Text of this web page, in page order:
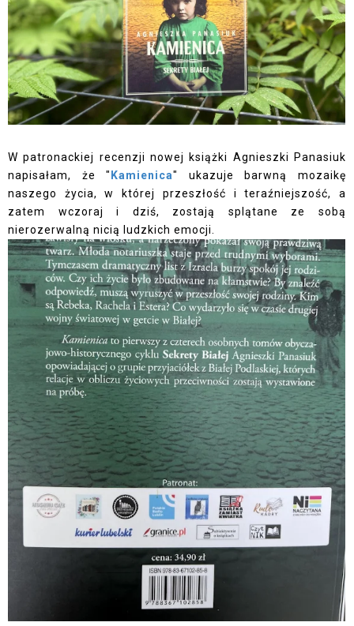
W patronackiej recenzji nowej książki Agnieszki Panasiuk
napisałam, że " Kamienica" ukazuje barwną mozaikę
naszego życia, w której przeszłość i teraźniejszość, a
zatem wczoraj i dziś, zostają splątane ze sobą
nierozerwalną nicią ludzkich emocji.